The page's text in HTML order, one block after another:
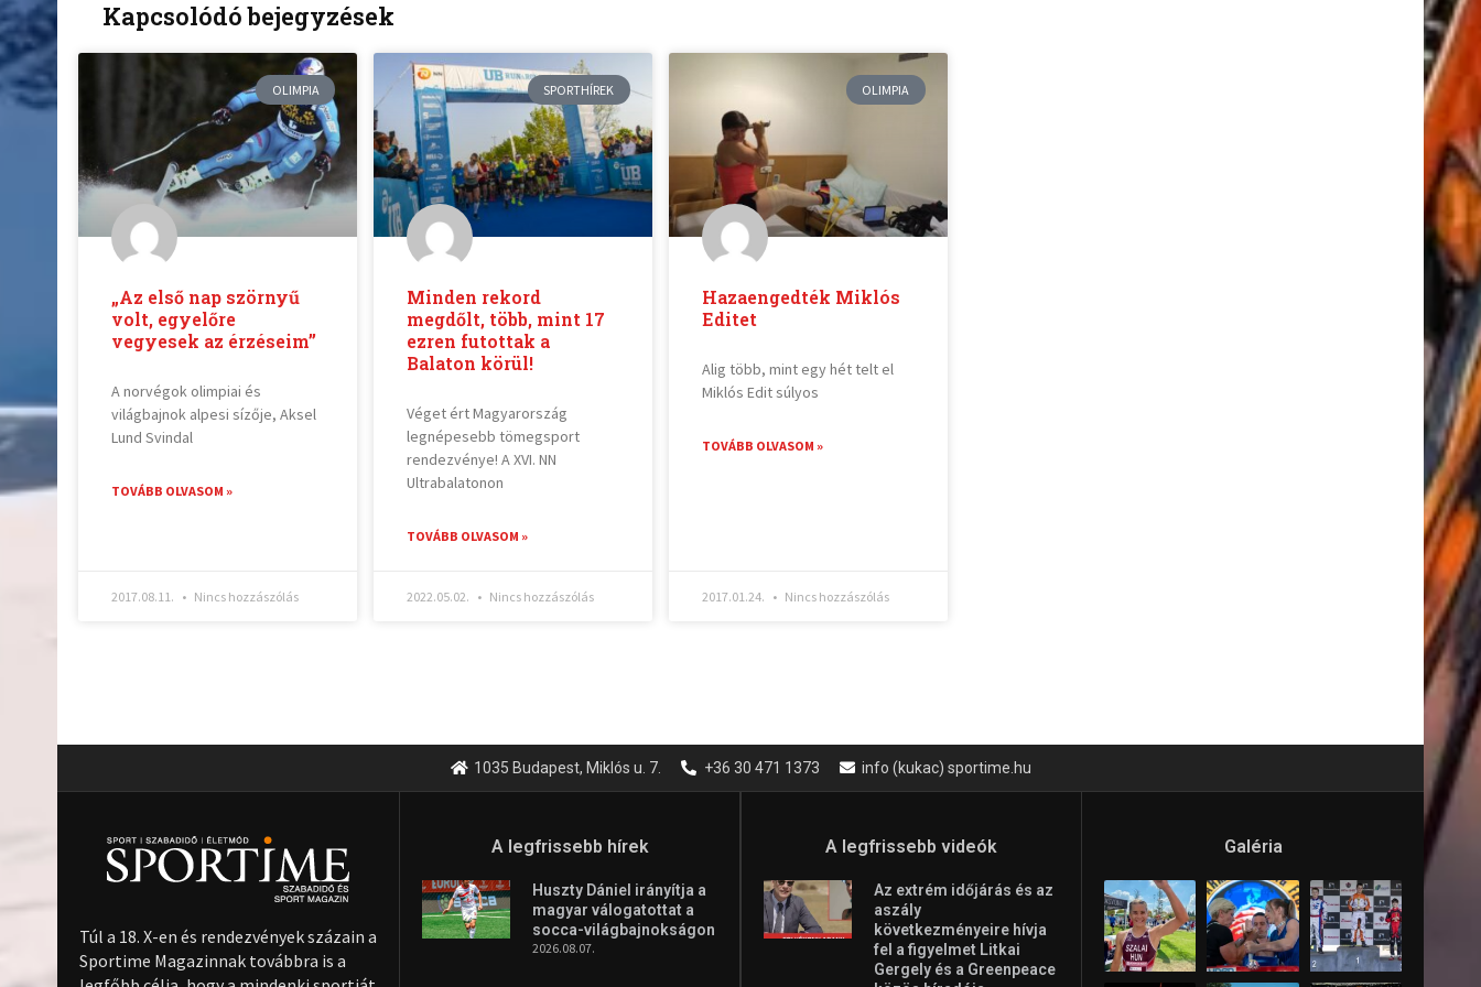
Kapcsolódó bejegyzések
OLIMPIA
„Az első nap szörnyű
volt, egyelőre
vegyesek az érzéseim”
A norvégok olimpiai és
világbajnok alpesi sízője, Aksel
Lund Svindal
TOVÁBB OLVASOM »
2017.08.11. Nincs hozzászólás
SPORTHÍREK
Minden rekord
megdőlt, több, mint 17
ezren futottak a
Balaton körül!
Véget ért Magyarország
legnépesebb tömegsport
rendezvénye! A XVI. NN
Ultrabalatonon
TOVÁBB OLVASOM »
2022.05.02. Nincs hozzászólás
OLIMPIA
Hazaengedték Miklós
Editet
Alig több, mint egy hét telt el
Miklós Edit súlyos
TOVÁBB OLVASOM »
2017.01.24. Nincs hozzászólás
1035 Budapest, Miklós u. 7. +36 30 471 1373 info (kukac) sportime.hu
Túl a 18. X-en és rendezvények százain a
Sportime Magazinnak továbbra is a
A legfrissebb hírek
Huszty Dániel irányítja a
magyar válogatottat a
socca-világbajnokságon
2026.08.07.
A legfrissebb videók
Az extrém időjárás és az
aszály
következményeire hívja
fel a figyelmet Litkai
Gergely és a Greenpeace
Galéria